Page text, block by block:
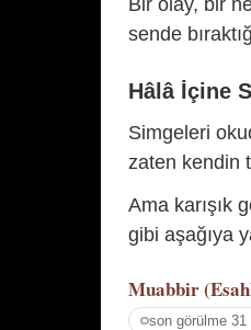
sende
Hâlâ İçine
Simgeleri
zaten kendin
Ama karışık
gibi aşağıya
Muabbir
son görülme